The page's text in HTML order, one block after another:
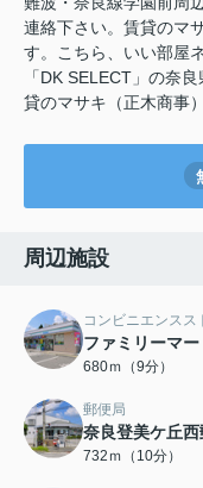
連絡下さい。賃貸のマ
す。こちら、いい部屋
「DK SELECT」の奈
貸のマサキ（正木商事）
周辺施設
コンビニエンスス
ファミリーマ
680ｍ（9分）
郵便局
奈良登美ケ丘
732ｍ（10分）